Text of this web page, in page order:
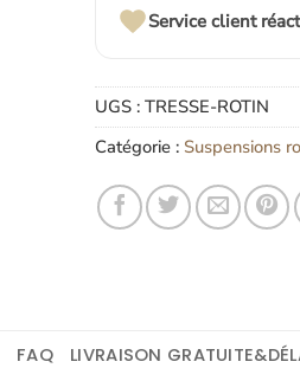
Service client
UGS : TRESSE-ROTIN
Catégorie : Suspensions
FAQ LIVRAISON